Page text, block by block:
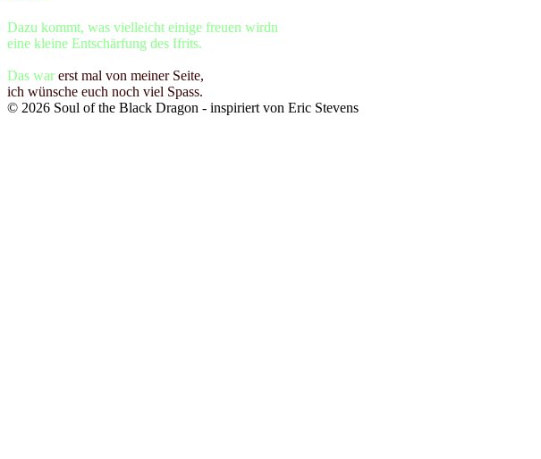
Dazu kommt, was vielleicht einige freuen wirdn
eine kleine Entschärfung des Ifrits.
Das war erst mal von meiner Seite,
ich wünsche euch noch viel Spass.
© 2026 Soul of the Black Dragon - inspiriert von Eric Stevens